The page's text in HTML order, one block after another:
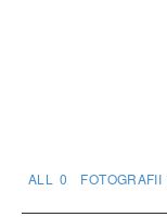
ALL 0 FOTOGRAFII